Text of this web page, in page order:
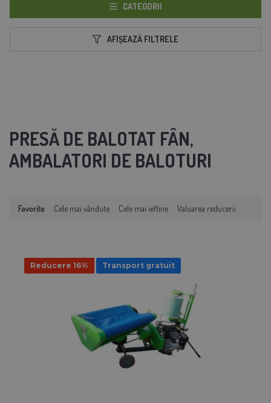
CATEGORII
AFIȘEAZĂ FILTRELE
PRESĂ DE BALOTAT FÂN,
AMBALATORI DE BALOTURI
Favorite Cele mai vândute Cele mai ieftine Valoarea reducerii
Reducere 16% Transport gratuit